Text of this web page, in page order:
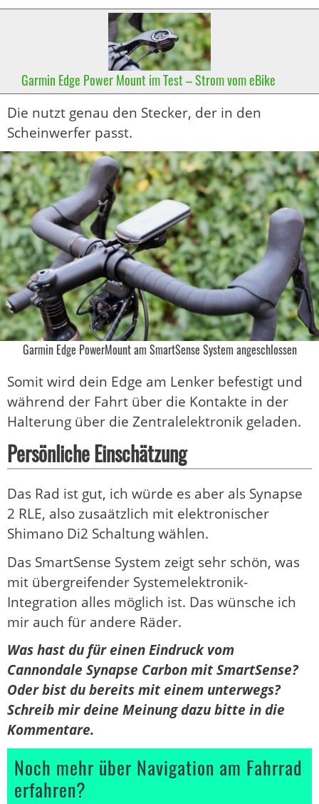
Garmin Edge Power Mount im Test – Strom vom eBike
Die nutzt genau den Stecker, der in den
Scheinwerfer passt.
Garmin Edge PowerMount am SmartSense System angeschlossen
Somit wird dein Edge am Lenker befestigt und
während der Fahrt über die Kontakte in der
Halterung über die Zentralelektronik geladen.
Persönliche Einschätzung
Das Rad ist gut, ich würde es aber als Synapse
2 RLE, also zusaätzlich mit elektronischer
Shimano Di2 Schaltung wählen.
Das SmartSense System zeigt sehr schön, was
mit übergreifender Systemelektronik-
Integration alles möglich ist. Das wünsche ich
mir auch für andere Räder.
Was hast du für einen Eindruck vom
Cannondale Synapse Carbon mit SmartSense?
Oder bist du bereits mit einem unterwegs?
Schreib mir deine Meinung dazu bitte in die
Kommentare.
Noch mehr über Navigation am Fahrrad
erfahren?